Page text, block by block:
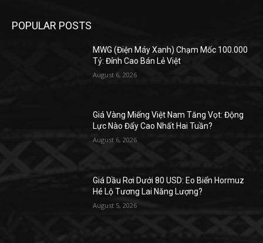
POPULAR POSTS
MWG (Điện Máy Xanh) Chạm Mốc 100.000
Tỷ: Đỉnh Cao Bán Lẻ Việt
August 6, 2026
Giá Vàng Miếng Việt Nam Tăng Vọt: Động
Lực Nào Đẩy Cao Nhất Hai Tuần?
August 6, 2026
Giá Dầu Rơi Dưới 80 USD: Eo Biển Hormuz
Hé Lộ Tương Lai Năng Lượng?
August 5, 2026